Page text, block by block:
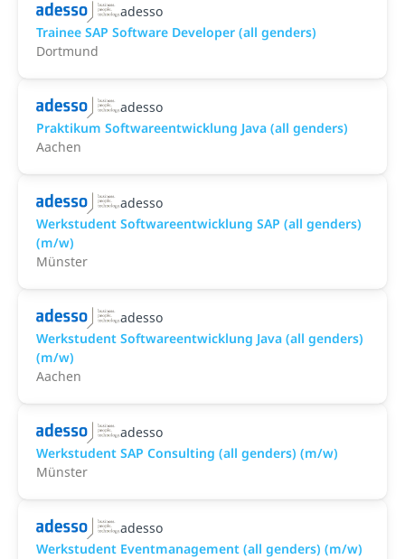
adesso
Trainee SAP Software Developer (all genders)
Dortmund
adesso
Praktikum Softwareentwicklung Java (all genders)
Aachen
adesso
Werkstudent Softwareentwicklung SAP (all genders)
(m/w)
Münster
adesso
Werkstudent Softwareentwicklung Java (all genders)
(m/w)
Aachen
adesso
Werkstudent SAP Consulting (all genders) (m/w)
Münster
adesso
Werkstudent Eventmanagement (all genders) (m/w)